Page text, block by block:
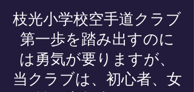
枝光小学校空手道クラブ
第一歩を踏み出すのに
は勇気が要りますが、
当クラブは、初心者、女